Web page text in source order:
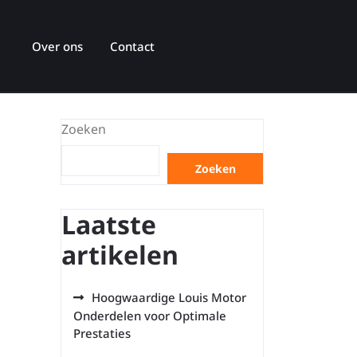
Over ons Contact
Zoeken
Zoeken
Laatste
artikelen
Hoogwaardige Louis Motor
Onderdelen voor Optimale
Prestaties